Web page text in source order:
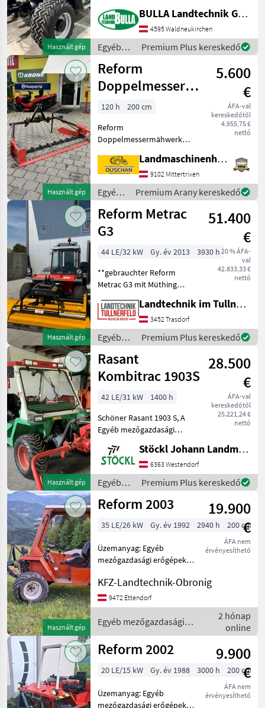
Használt gép
Luftgefederter Fahrersitz +
Hubwerk EW mit
Schwingungstilgung +
Unterlenkerfanghaken Kat
2 + B
BULLA Landtechnik GmbH
4595 Waldneukirchen
Egyéb
mezőgazdasági
erőgépek
/ Reform
Premium Plus kereskedő
Használt gép
Reform
Doppelmessermähwerk
200cm
5.600
€
ÁFA-val
kereskedőtől
4.955,75 €
nettó
120 h
200 cm
Reform
Doppelmessermähwerk
200cm - Schwadbleche -
Antrieb 540 U/min für
Reform - Dreipunktanbau -
1 Ganitur Messer Reserve -
Privatver
Landmaschinenhandel Ouschan Anton
9102 Mittertrixen
Egyéb
mezőgazdasági
erőgépek
/
Reform
Premium Arany kereskedő
Használt gép
Reform Metrac
G3
51.400
€
20 % ÁFA-
val
42.833,33 €
nettó
44 LE/32 kW Gy. év 2013
3930 h
**gebrauchter Reform
Metrac G3 mit Müthing
permanenter Allradantrieb
+ Motor: Kubota +
Hubraum: 1999 cm³ +
Höchstgeschwindigkeit: 25,
5 km
Landtechnik im Tullnerfeld Wilhelm Bayerl GmbH
3452 Trasdorf
Egyéb
mezőgazdasági
erőgépek
/ Reform
Premium Plus kereskedő
Használt gép
Rasant
Kombitrac 1903S
28.500
€
ÁFA-val
kereskedőtől
25.221,24 €
nettó
42 LE/31 kW
1400 h
Schöner Rasant 1903 S, A
Egyéb mezőgazdasági
kaszálógép
Stöckl Johann Landmaschinen GesmbH & Co KG
6363 Westendorf
Egyéb
mezőgazdasági
erőgépek
Premium Plus kereskedő
Használt gép
Reform 2003
19.900
€
ÁFA nem
érvényesíthető
35 LE/26 kW Gy. év 1992 2940 h 200 cm
Üzemanyag: Egyéb
mezőgazdasági erőgépek
KFZ-Landtechnik-Obronig
9472 Ettendorf
Egyéb mezőgazdasági
erőgépek / Reform
2 hónap
online
Reform 2002
9.900
€
ÁFA nem
érvényesíthető
20 LE/15 kW Gy. év 1988 3000 h 200 cm
Üzemanyag: Egyéb
mezőgazdasági erőgépek